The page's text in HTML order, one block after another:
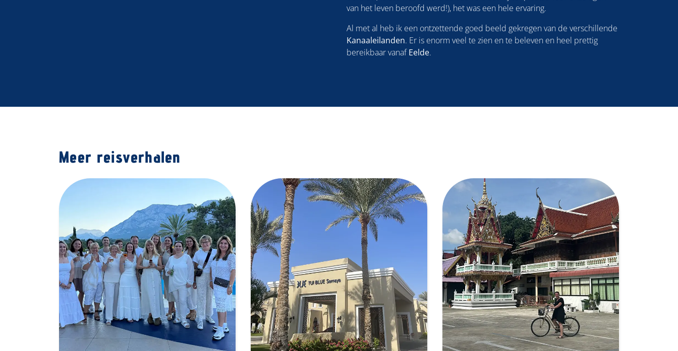
van het leven beroofd werd!), het was een hele ervaring.
Al met al heb ik een ontzettende goed beeld gekregen van de verschillende
Kanaaleilanden. Er is enorm veel te zien en te beleven en heel prettig
bereikbaar vanafEelde.
Meer reisverhalen